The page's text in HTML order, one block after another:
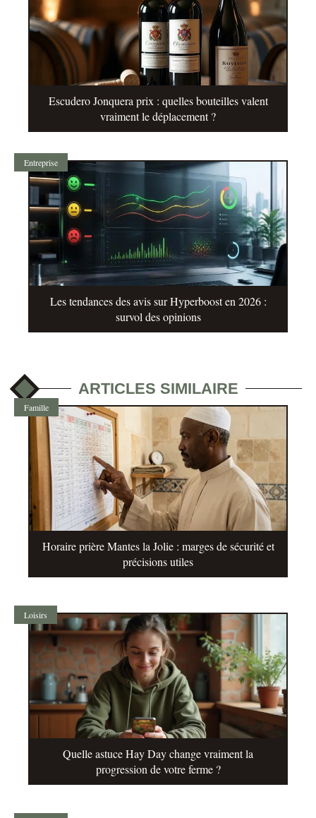
Escudero Jonquera prix : quelles bouteilles valent
vraiment le déplacement ?
Entreprise
Les tendances des avis sur Hyperboost en 2026 :
survol des opinions
ARTICLES SIMILAIRE
Famille
Horaire prière Mantes la Jolie : marges de sécurité et
précisions utiles
Loisirs
Quelle astuce Hay Day change vraiment la
progression de votre ferme ?